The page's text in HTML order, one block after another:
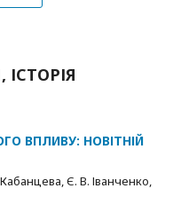
ВПЛИВУ: НОВІТНІЙ
Є. В. Іванченко,